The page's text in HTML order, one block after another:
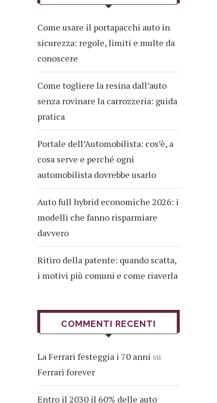
Come usare il portapacchi auto in
sicurezza: regole, limiti e multe da
conoscere
Come togliere la resina dall’auto
senza rovinare la carrozzeria: guida
pratica
Portale dell’Automobilista: cos’è, a
cosa serve e perché ogni
automobilista dovrebbe usarlo
Auto full hybrid economiche 2026: i
modelli che fanno risparmiare
davvero
Ritiro della patente: quando scatta,
i motivi più comuni e come riaverla
COMMENTI RECENTI
La Ferrari festeggia i 70 anni su
Ferrari forever
Entro il 2030 il 60% delle auto